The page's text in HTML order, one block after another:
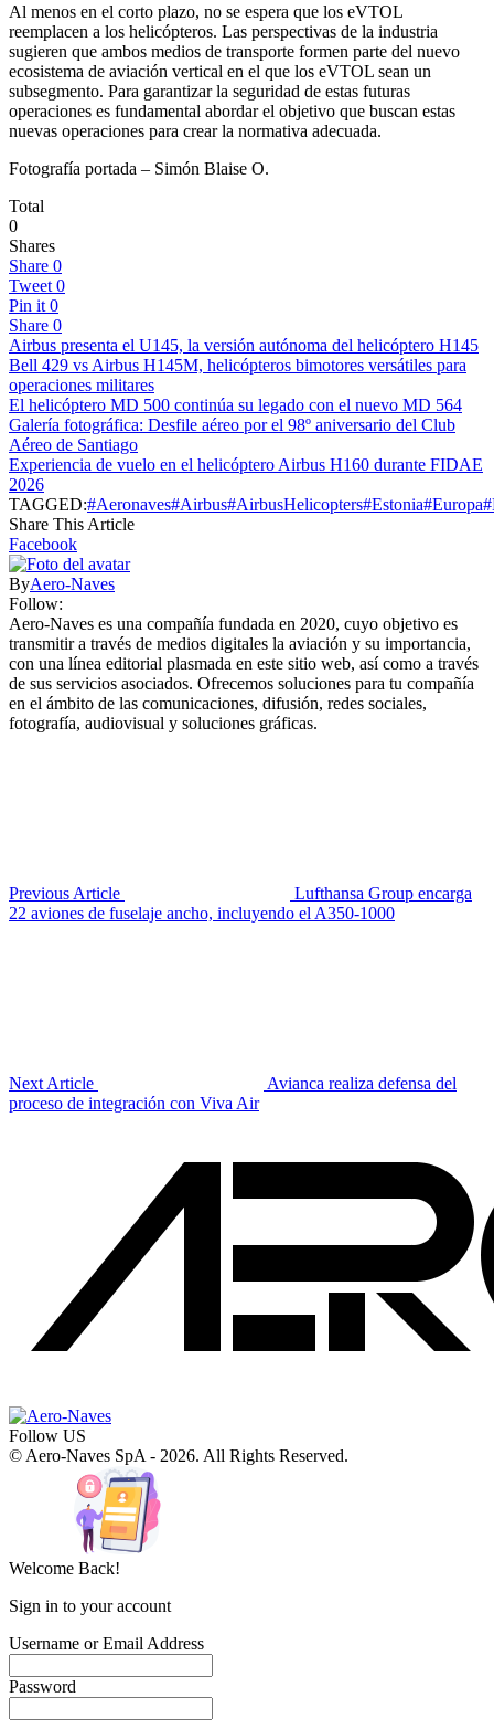
Al menos en el corto plazo, no se espera que los eVTOL
reemplacen a los helicópteros. Las perspectivas de la industria
sugieren que ambos medios de transporte formen parte del nuevo
ecosistema de aviación vertical en el que los eVTOL sean un
subsegmento. Para garantizar la seguridad de estas futuras
operaciones es fundamental abordar el objetivo que buscan estas
nuevas operaciones para crear la normativa adecuada.
Fotografía portada – Simón Blaise O.
Total
0
Shares
Share 0
Tweet 0
Pin it 0
Share 0
Airbus presenta el U145, la versión autónoma del helicóptero H145
Bell 429 vs Airbus H145M, helicópteros bimotores versátiles para
operaciones militares
El helicóptero MD 500 continúa su legado con el nuevo MD 564
Galería fotográfica: Desfile aéreo por el 98º aniversario del Club
Aéreo de Santiago
Experiencia de vuelo en el helicóptero Airbus H160 durante FIDAE
2026
TAGGED:#Aeronaves#Airbus#AirbusHelicopters#Estonia#Europa
Share This Article
Facebook
ByAero-Naves
Follow:
Aero-Naves es una compañía fundada en 2020, cuyo objetivo es
transmitir a través de medios digitales la aviación y su importancia,
con una línea editorial plasmada en este sitio web, así como a través
de sus servicios asociados. Ofrecemos soluciones para tu compañía
en el ámbito de las comunicaciones, difusión, redes sociales,
fotografía, audiovisual y soluciones gráficas.
Previous Article
Lufthansa Group encarga
22 aviones de fuselaje ancho, incluyendo el A350-1000
Next Article
Avianca realiza defensa del
proceso de integración con Viva Air
Follow US
© Aero-Naves SpA - 2026. All Rights Reserved.
Welcome Back!
Sign in to your account
Username or Email Address
Password